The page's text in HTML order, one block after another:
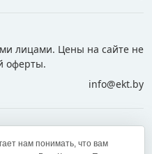
лицами. Цены на сайте не
оферты.
info@ekt.by
нам понимать, что вам